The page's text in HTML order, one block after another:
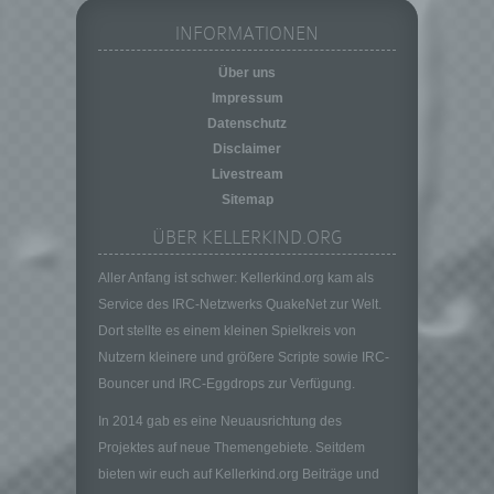
INFORMATIONEN
Über uns
Impressum
Datenschutz
Disclaimer
Livestream
Sitemap
ÜBER KELLERKIND.ORG
Aller Anfang ist schwer: Kellerkind.org kam als
Service des IRC-Netzwerks QuakeNet zur Welt.
Dort stellte es einem kleinen Spielkreis von
Nutzern kleinere und größere Scripte sowie IRC-
Bouncer und IRC-Eggdrops zur Verfügung.
In 2014 gab es eine Neuausrichtung des
Projektes auf neue Themengebiete. Seitdem
bieten wir euch auf Kellerkind.org Beiträge und
personenbezogener Daten in einer Weise,
auf welche die personenbezogenen Daten
ohne Hinzuziehung zusätzlicher
Informationen nicht mehr einer spezifischen
Informationen gesondert aufbewahrt werden
und technischen und organisatorischen
Maßnahmen unterliegen, die gewährleisten,
einer identifizierten oder identifizierbaren
g) Verantwortlicher oder für die Verarbeitung
Verantwortlicher ist die natürliche oder
juristische Person, Behörde, Einrichtung
oder andere Stelle, die allein oder
und Mittel der Verarbeitung von
personenbezogenen Daten entscheidet.